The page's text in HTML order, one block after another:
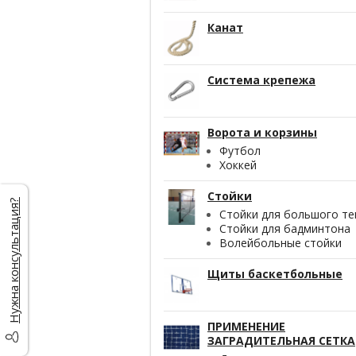
Канат
Система крепежа
Ворота и корзины
Футбол
Хоккей
Стойки
Стойки для большого
Стойки для бадминтона
Волейбольные стойки
Щиты баскетбольные
ПРИМЕНЕНИЕ
ЗАГРАДИТЕЛЬНАЯ СЕТКА
Нужна консультация?